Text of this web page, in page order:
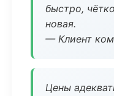
быстро,
новая.
— Клиент
Цены